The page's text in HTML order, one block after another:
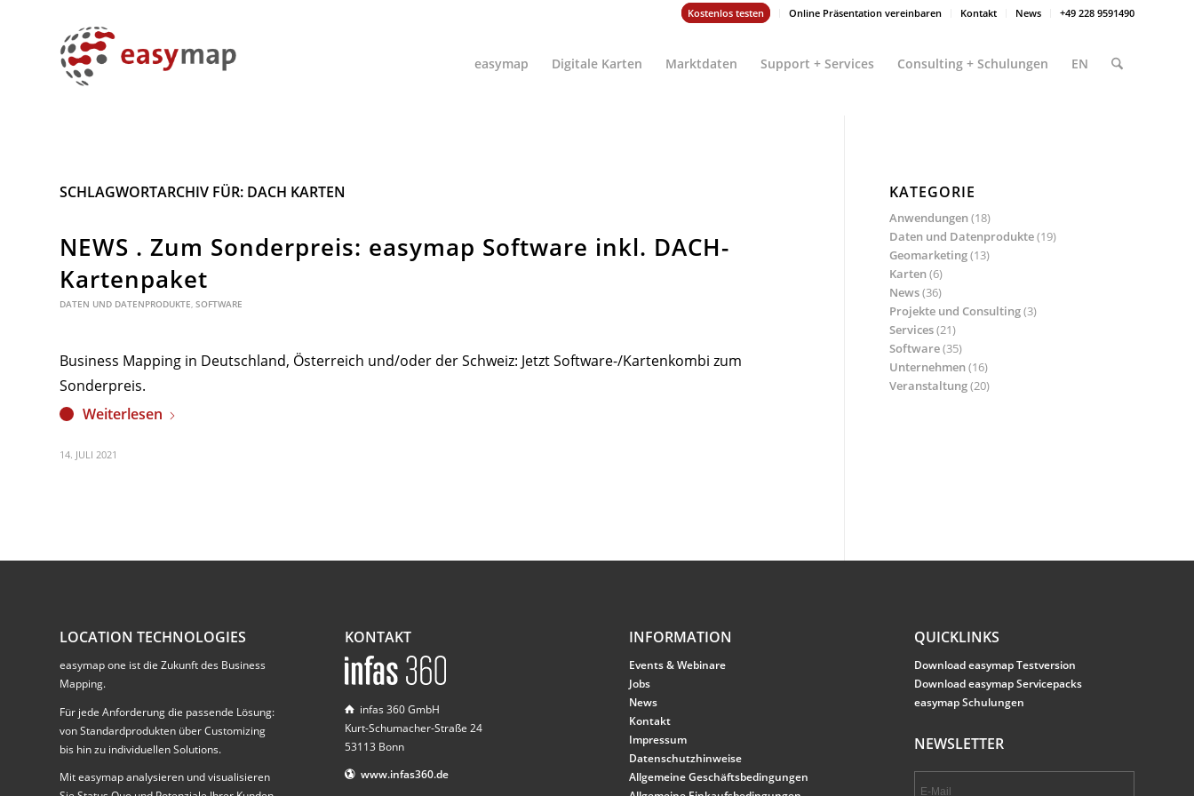
Kostenlos testen Online Präsentation vereinbaren Kontakt News +49 228 9591490
easymap Digitale Karten Marktdaten Support + Services Consulting + Schulungen EN
SCHLAGWORTARCHIV FÜR: DACH KARTEN
NEWS . Zum Sonderpreis: easymap Software inkl. DACH-
Kartenpaket
DATEN UND DATENPRODUKTE, SOFTWARE
Business Mapping in Deutschland, Österreich und/oder der Schweiz: Jetzt Software-/Kartenkombi zum
Sonderpreis.
Weiterlesen
14. JULI 2021
KATEGORIE
Anwendungen(18)
Daten und Datenprodukte(19)
Geomarketing(13)
Karten(6)
News(36)
Projekte und Consulting(3)
Services(21)
Software(35)
Unternehmen(16)
Veranstaltung(20)
LOCATION TECHNOLOGIES
easymap one ist die Zukunft des Business
Mapping.
Für jede Anforderung die passende Lösung:
von Standardprodukten über Customizing
bis hin zu individuellen Solutions.
Mit easymap analysieren und visualisieren
KONTAKT
infas 360 GmbH
Kurt-Schumacher-Straße 24
53113 Bonn
www.infas360.de
INFORMATION
Events & Webinare
Jobs
News
Kontakt
Impressum
Datenschutzhinweise
Allgemeine Geschäftsbedingungen
QUICKLINKS
Download easymap Testversion
Download easymap Servicepacks
easymap Schulungen
NEWSLETTER